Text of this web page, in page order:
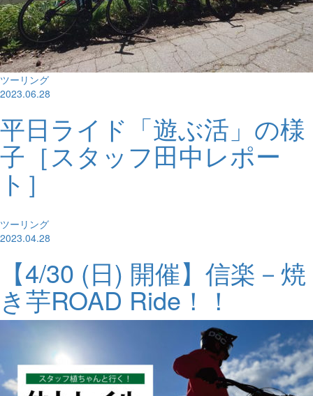
ツーリング
2023.06.28
平日ライド「遊ぶ活」の様
子［スタッフ田中レポー
ト］
ツーリング
2023.04.28
【4/30 (日) 開催】信楽－焼
き芋ROAD Ride！！